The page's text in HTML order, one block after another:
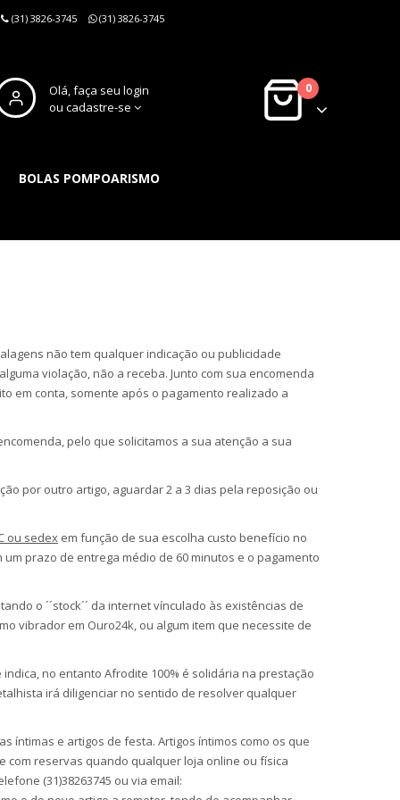
(31) 3826-3745 (31) 3826-3745
Olá, faça seu login
ou cadastre-se
0
BOLAS POMPOARISMO
não tem qualquer indicação ou publicidade
violação, não a receba. Junto com sua encomenda
em conta, somente após o pagamento realizado a
pelo que solicitamos a sua atenção a sua
por outro artigo, aguardar 2 a 3 dias pela reposição ou
ou sedex em função de sua escolha custo benefício no
um prazo de entrega médio de 60 minutos e o pagamento
o ´´stock´´ da internet vínculado às existências de
vibrador em Ouro24k, ou algum item que necessite de
no entanto Afrodite 100% é solidária na prestação
irá diligenciar no sentido de resolver qualquer
íntimas e artigos de festa. Artigos íntimos como os que
com reservas quando qualquer loja online ou física
(31)38263745 ou via email: